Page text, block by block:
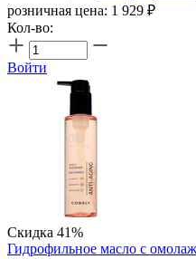
розничная цена: 1 929 ₽
Кол-во:
Войти
Скидка 41%
Гидрофильное масло c